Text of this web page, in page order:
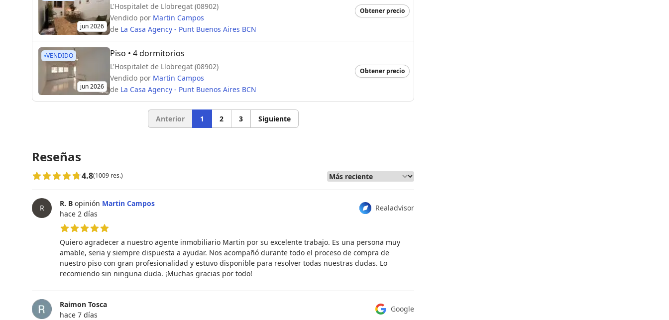
jun 2026
L'Hospitalet de Llobregat (08902)
Vendido por Martin Campos
de La Casa Agency - Punt Buenos Aires BCN
Obtener precio
VENDIDO
jun 2026
Piso • 4 dormitorios
L'Hospitalet de Llobregat (08902)
Vendido por Martin Campos
de La Casa Agency - Punt Buenos Aires BCN
Obtener precio
Anterior 1 2 3 Siguiente
Reseñas
4.8(1009 res.)
R Realadvisor
R. B opinión Martin Campos
hace 2 días
5 de 5 estrellas
Quiero agradecer a nuestro agente inmobiliario Martin por su excelente trabajo. Es una persona muy
amable, seria y siempre dispuesta a ayudar. Nos acompañó durante todo el proceso de compra de
nuestro piso con gran profesionalidad y estuvo disponible para resolver todas nuestras dudas. Lo
recomiendo sin ninguna duda. ¡Muchas gracias por todo!
Google
Raimon Tosca
hace 7 días